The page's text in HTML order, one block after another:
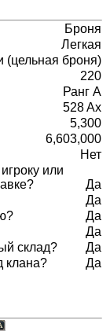
Броня
Легкая
(цельная броня)
220
Ранг A
528 Ax
5,300
6,603,000
Нет
или
Да
Да
Да
Да
склад?
Да
клана?
Да